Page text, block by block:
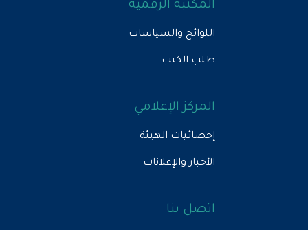
المكتبة الرقمية
اللوائح والسياسات
طلب الكتب
المركز الإعلامي
إحصائيات الهيئة
الأخبار والإعلانات
اتصل بنا